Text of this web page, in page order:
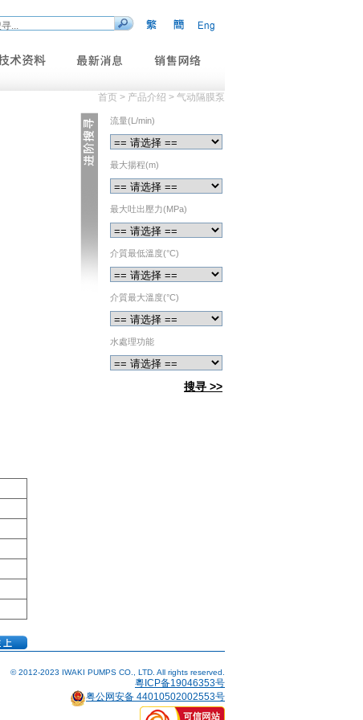
首页 > 产品介绍 > 气动隔膜泵
流量(L/min)
最大揚程(m)
最大吐出壓力(MPa)
介質最低溫度(°C)
介質最大溫度(°C)
水處理功能
搜寻 >>
© 2012-2023 IWAKI PUMPS CO., LTD. All rights reserved.
粵ICP备19046353号
粤公网安备 44010502002553号